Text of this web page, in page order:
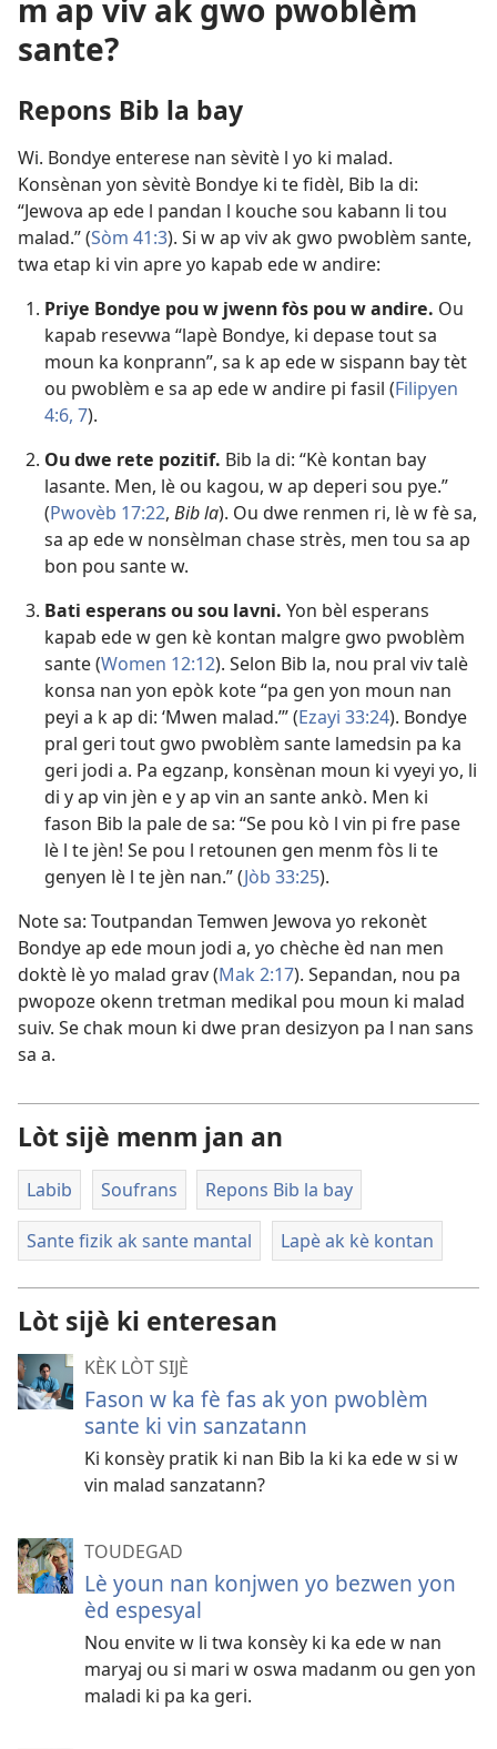
m ap viv ak gwo pwoblèm
sante?
Repons Bib la bay
Wi. Bondye enterese nan sèvitè l yo ki malad.
Konsènan yon sèvitè Bondye ki te fidèl, Bib la di:
“Jewova ap ede l pandan l kouche sou kabann li tou
malad.” ​(Sòm 41:3). Si w ap viv ak gwo pwoblèm sante,
twa etap ki vin apre yo kapab ede w andire:
Priye Bondye pou w jwenn fòs pou w andire. Ou
kapab resevwa “lapè Bondye, ki depase tout sa
moun ka konprann”, sa k ap ede w sispann bay tèt
ou pwoblèm e sa ap ede w andire pi fasil (Filipyen
4:6, 7).
Ou dwe rete pozitif. Bib la di: “Kè kontan bay
lasante. Men, lè ou kagou, w ap deperi sou pye.” ​
(Pwovèb 17:22, Bib la). Ou dwe renmen ri, lè w fè sa,
sa ap ede w nonsèlman chase strès, men tou sa ap
bon pou sante w.
Bati esperans ou sou lavni. Yon bèl esperans
kapab ede w gen kè kontan malgre gwo pwoblèm
sante (Women 12:12). Selon Bib la, nou pral viv talè
konsa nan yon epòk kote “pa gen yon moun nan
peyi a k ap di: ‘Mwen malad.’” ​(Ezayi 33:24). Bondye
pral geri tout gwo pwoblèm sante lamedsin pa ka
geri jodi a. Pa egzanp, konsènan moun ki vyeyi yo, li
di y ap vin jèn e y ap vin an sante ankò. Men ki
fason Bib la pale de sa: “Se pou kò l vin pi fre pase
lè l te jèn! Se pou l retounen gen menm fòs li te
genyen lè l te jèn nan.” ​(Jòb 33:25).
Note sa: Toutpandan Temwen Jewova yo rekonèt
Bondye ap ede moun jodi a, yo chèche èd nan men
doktè lè yo malad grav (Mak 2:17). Sepandan, nou pa
pwopoze okenn tretman medikal pou moun ki malad
suiv. Se chak moun ki dwe pran desizyon pa l nan sans
sa a.
Lòt sijè menm jan an
Labib Soufrans Repons Bib la bay
Sante fizik ak sante mantal Lapè ak kè kontan
Lòt sijè ki enteresan
KÈK LÒT SIJÈ
Fason w ka fè fas ak yon pwoblèm
sante ki vin sanzatann
Ki konsèy pratik ki nan Bib la ki ka ede w si w
vin malad sanzatann?
TOUDEGAD
Lè youn nan konjwen yo bezwen yon
èd espesyal
Nou envite w li twa konsèy ki ka ede w nan
maryaj ou si mari w oswa madanm ou gen yon
maladi ki pa ka geri.